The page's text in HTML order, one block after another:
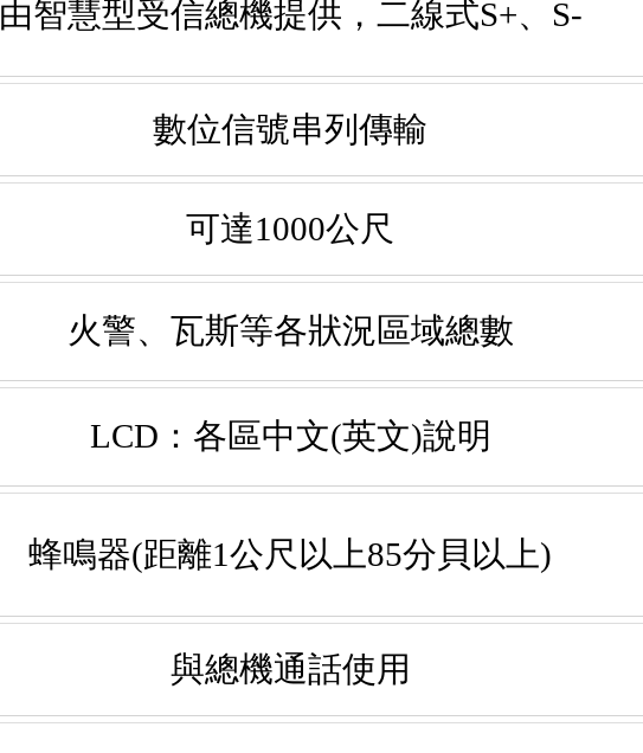
由智慧型受信總機提供，二線式S+、S-
數位信號串列傳輸
可達1000公尺
火警、瓦斯等各狀況區域總數
LCD：各區中文(英文)說明
蜂鳴器(距離1公尺以上85分貝以上)
與總機通話使用